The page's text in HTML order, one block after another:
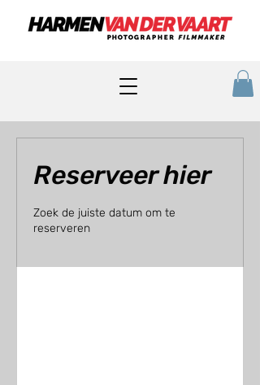
Reserveer hier
Zoek de juiste datum om te
reserveren